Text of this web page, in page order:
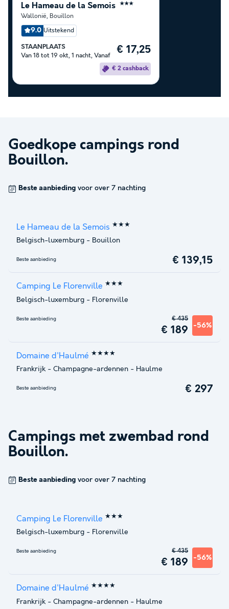
Le Hameau de la Semois ★★★
Wallonië, Bouillon
9.0 Uitstekend
STAANPLAATS
Van 18 tot 19 okt, 1 nacht, Vanaf
€ 17,25
€ 2 cashback
Goedkope campings rond
Bouillon.
Beste aanbieding voor over 7 nachting
Le Hameau de la Semois ★★★
Belgisch-luxemburg - Bouillon
Beste aanbieding € 139,15
Camping Le Florenville ★★★
Belgisch-luxemburg - Florenville
Beste aanbieding
€ 189 -56%
€ 435
Domaine d'Haulmé ★★★★
Frankrijk - Champagne-ardennen - Haulme
Beste aanbieding € 297
Campings met zwembad rond
Bouillon.
Beste aanbieding voor over 7 nachting
Camping Le Florenville ★★★
Belgisch-luxemburg - Florenville
Beste aanbieding
€ 189 -56%
€ 435
Domaine d'Haulmé ★★★★
Frankrijk - Champagne-ardennen - Haulme